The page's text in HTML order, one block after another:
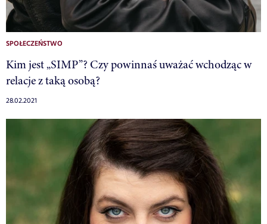
SPOŁECZEŃSTWO
Kim jest „SIMP”? Czy powinnaś uważać wchodząc w
relacje z taką osobą?
28.02.2021